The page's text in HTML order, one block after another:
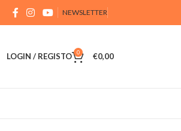
NEWSLETTER
LOGIN / REGISTO 0 €0,00